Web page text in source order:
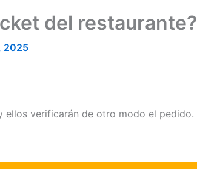
del restaurante?
2025
ellos verificarán de otro modo el pedido.